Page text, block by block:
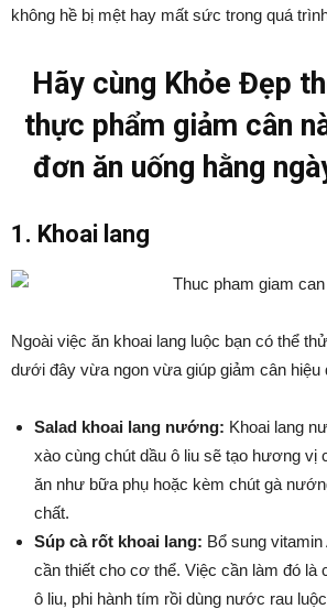
không hề bị mệt hay mất sức trong quá
Hãy cùng Khỏe Đẹp
thực phẩm giảm cân
đơn ăn uống hằng
1. Khoai lang
Ngoài việc ăn khoai lang luộc bạn có thể
dưới đây vừa ngon vừa giúp giảm cân hiệu
Salad khoai lang nướng: Khoai lang
xào cùng chút dầu ô liu sẽ tạo hương vị
ăn như bữa phụ hoặc kèm chút gà
chất.
Súp cà rốt khoai lang: Bổ sung
cần thiết cho cơ thể. Việc cần làm đó là
ô liu, phi hành tím rồi dùng nước rau